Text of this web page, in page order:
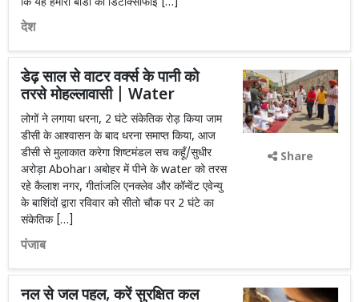
देश
डेढ़ साल से वाटर वर्क्स के पानी को
तरसे मोहल्लावासी | Water
लोगों ने लगाया धरना, 2 घंटे संकेतिक रोड़ किया जाम
डीसी के आश्वासन के बाद धरना समाप्त किया, आज
डीसी से मुलाकात करेगा शिष्टमंडल सच कहूँ/सुधीर
अरोड़ा Abohar। अबोहर में पीने के water को तरस
रहे कैलाश नगर, गीतांजलि एनक्लेव और कॉन्वेंट एवेन्यु
के बाशिंदों द्वारा रविवार को सीतो चौक पर 2 घंटे का
संकेतिक […]
पंजाब
Share
नल से जल पहल, करें सुरक्षित कल